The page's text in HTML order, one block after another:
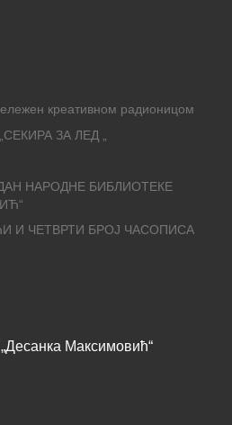
креативном радионицом
ЗА ЛЕД „
НАРОДНЕ БИБЛИОТЕКЕ
И ЧЕТВРТИ БРОЈ ЧАСОПИСА
Максимовић“